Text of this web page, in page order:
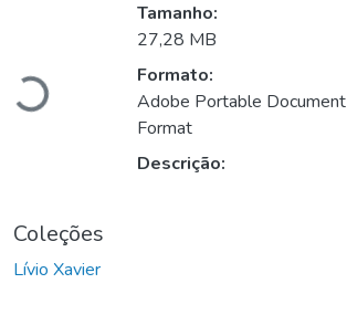
Carregando...
Tamanho:
27,28 MB
Formato:
Adobe Portable Document
Format
Descrição:
Coleções
Lívio Xavier